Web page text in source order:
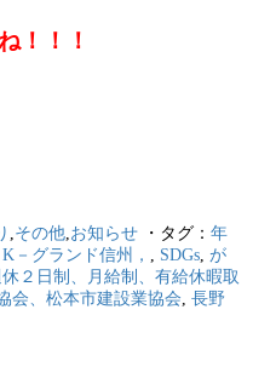
！！！
その他, お知らせ・タグ： 年
－グランド信州， SDGs, が
２日制、月給制、有給休暇取
会、松本市建設業協会 長野